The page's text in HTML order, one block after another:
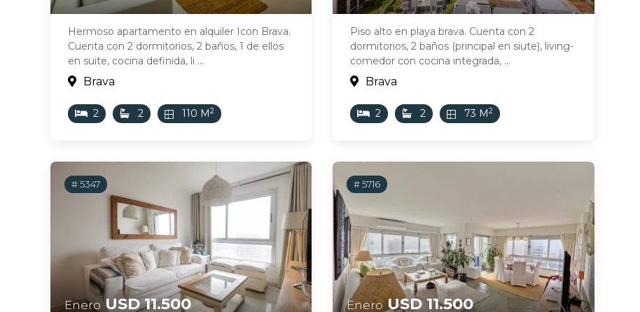
Hermoso apartamento en alquiler Icon Brava.
Cuenta con 2 dormitorios, 2 baños, 1 de ellos
en suite, cocina definida, li ...
Brava
2 2 110 M2
Piso alto en playa brava. Cuenta con 2
dormitorios, 2 baños (principal en siute), living-
comedor con cocina integrada, ...
Brava
2 2 73 M2
# 5347
Enero USD 11.500
# 5716
EneroUSD 11.500